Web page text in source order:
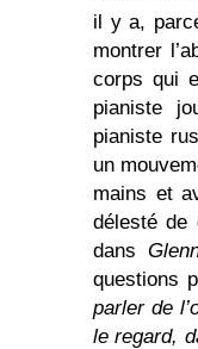
il y a,
montrer
corps qui
pianiste
pianiste
un
mains et
délesté de
dans
questions
parler de
le regard,